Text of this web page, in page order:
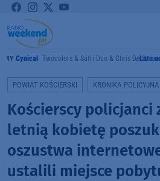
Cynical Twocolors & Safri Duo & Chris DeLato
POWIAT KOŚCIERSKI KRONIKA POLICYJNA
Kościerscy policjanci
letnią kobietę
oszustwa
ustalili miejsce